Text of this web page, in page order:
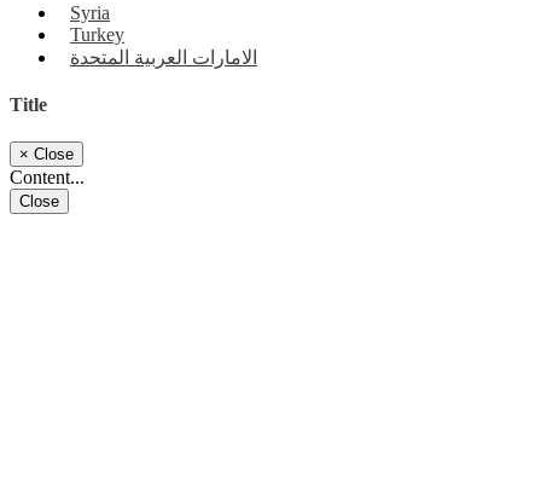
Syria
Turkey
الامارات العربية المتحدة
Title
× Close
Content...
Close